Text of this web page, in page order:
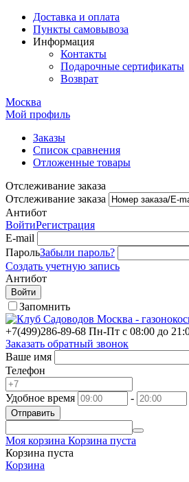
Доставка и оплата
Пункты самовывоза
Информация
Контакты
Подарочные сертификаты
Возврат
Москва
Мой профиль
Заказы
Список сравнения
Отложенные товары
Отслеживание заказа
Отслеживание заказа
Антибот
ВойтиРегистрация
E-mail
ПарольЗабыли пароль?
Создать учетную запись
Антибот
Войти
Запомнить
+7(499)286-89-68 Пн-Пт с 08:00 до
Заказать обратный звонок
Ваше имя
Телефон
Удобное время -
Отправить
Моя корзина Корзина пуста
Корзина пуста
Корзина